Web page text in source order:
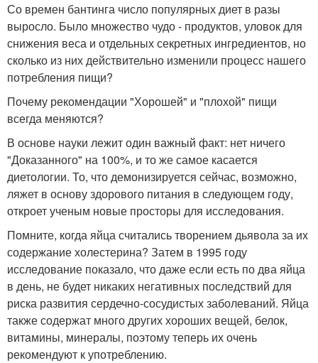
Со времен бантинга число популярных диет в разы
выросло. Было множество чудо - продуктов, уловок для
снижения веса и отдельных секретных ингредиентов, но
сколько из них действительно изменили процесс нашего
потребления пищи?
Почему рекомендации "Хорошей" и "плохой" пищи
всегда меняются?
В основе науки лежит один важный факт: нет ничего
"Доказанного" на 100%, и то же самое касается
диетологии. То, что демонизируется сейчас, возможно,
ляжет в основу здорового питания в следующем году,
откроет ученым новые просторы для исследования.
Помните, когда яйца считались творением дьявола за их
содержание холестерина? Затем в 1995 году
исследование показало, что даже если есть по два яйца
в день, не будет никаких негативных последствий для
риска развития сердечно-сосудистых заболеваний. Яйца
также содержат много других хороших вещей, белок,
витамины, минералы, поэтому теперь их очень
рекомендуют к употреблению.